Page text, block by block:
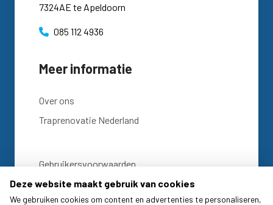
7324AE te Apeldoorn
085 112 4936
Meer informatie
Over ons
Traprenovatie Nederland
Gebruikersvoorwaarden
Privacy statement
Deze website maakt gebruik van cookies
We gebruiken cookies om content en advertenties te personaliseren,